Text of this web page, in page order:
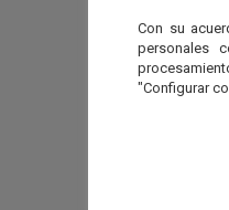
Con su
personales
"Configurar